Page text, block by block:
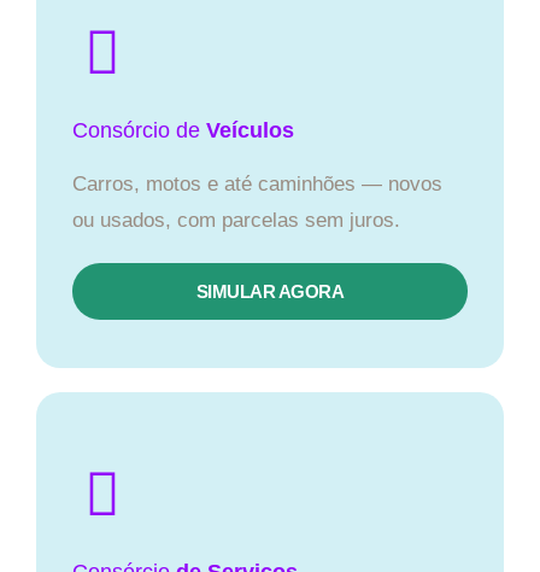
Consórcio de Veículos
Carros, motos e até caminhões — novos
ou usados, com parcelas sem juros.
SIMULAR AGORA